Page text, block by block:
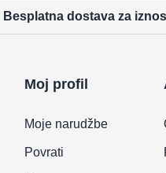
Besplatna dostava za
Moj profil
Moje narudžbe
Povrati